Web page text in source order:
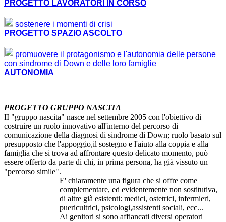
PROGETTO LAVORATORI IN CORSO
sostenere i momenti di crisi
PROGETTO SPAZIO ASCOLTO
promuovere il protagonismo e l'autonomia delle persone
con sindrome di Down e delle loro famiglie
AUTONOMIA
PROGETTO GRUPPO NASCITA
II "gruppo nascita" nasce nel settembre 2005 con l'obiettivo di
costruire un ruolo innovativo all'interno del percorso di
comunicazione della diagnosi di sindrome di Down; ruolo basato sul
presupposto che l'appoggio,il sostegno e l'aiuto alla coppia e alla
famiglia che si trova ad affrontare questo delicato momento, può
essere offerto da parte di chi, in prima persona, ha già vissuto un
"percorso simile".
E' chiaramente una figura che si offre come
complementare, ed evidentemente non sostitutiva,
di altre già esistenti: medici, ostetrici, infermieri,
puericultrici, psicologi,assistenti sociali, ecc...
Ai genitori si sono affiancati diversi operatori